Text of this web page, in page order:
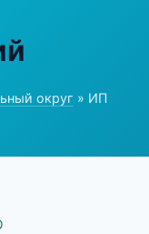
округ » ИП